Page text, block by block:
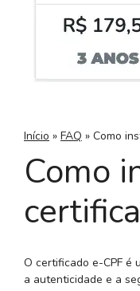
Início » FAQ » Como
Como
O certificado e-CPF é
a autenticidade e a